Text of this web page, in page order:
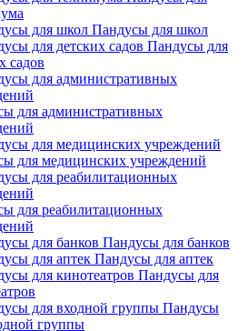
Пандусы для школ
Пандусы для
садов
для административных
для медицинских учреждений
для реабилитационных
Пандусы для банков
Пандусы для аптек
Пандусы для
Пандусы
группы